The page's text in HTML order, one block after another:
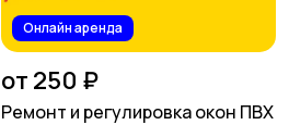
Онлайн аренда
от 250 ₽
Ремонт и регулировка окон ПВХ